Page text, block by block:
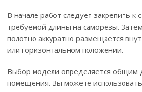
В начале работ следует закрепить к
требуемой длины на саморезы.
полотно аккуратно размещается
или горизонтальном положении.
Выбор модели определяется общим
помещения. Вы можете